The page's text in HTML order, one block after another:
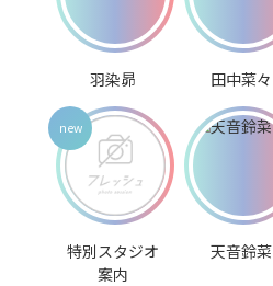
羽染昴 田中菜々
特別スタジオ
案内
天音鈴菜